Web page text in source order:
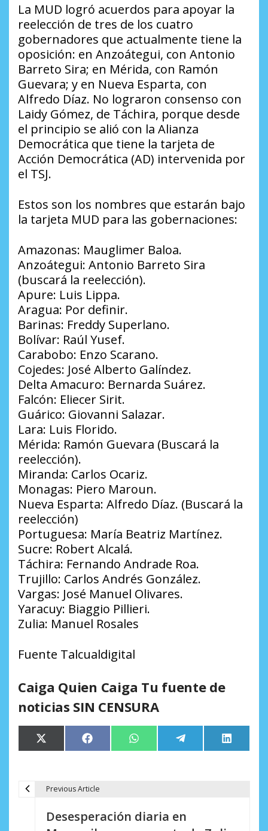
La MUD logró acuerdos para apoyar la
reelección de tres de los cuatro
gobernadores que actualmente tiene la
oposición: en Anzoátegui, con Antonio
Barreto Sira; en Mérida, con Ramón
Guevara; y en Nueva Esparta, con
Alfredo Díaz. No lograron consenso con
Laidy Gómez, de Táchira, porque desde
el principio se alió con la Alianza
Democrática que tiene la tarjeta de
Acción Democrática (AD) intervenida por
el TSJ.
Estos son los nombres que estarán bajo
la tarjeta MUD para las gobernaciones:
Amazonas: Mauglimer Baloa.
Anzoátegui: Antonio Barreto Sira
(buscará la reelección).
Apure: Luis Lippa.
Aragua: Por definir.
Barinas: Freddy Superlano.
Bolívar: Raúl Yusef.
Carabobo: Enzo Scarano.
Cojedes: José Alberto Galíndez.
Delta Amacuro: Bernarda Suárez.
Falcón: Eliecer Sirit.
Guárico: Giovanni Salazar.
Lara: Luis Florido.
Mérida: Ramón Guevara (Buscará la
reelección).
Miranda: Carlos Ocariz.
Monagas: Piero Maroun.
Nueva Esparta: Alfredo Díaz. (Buscará la
reelección)
Portuguesa: María Beatriz Martínez.
Sucre: Robert Alcalá.
Táchira: Fernando Andrade Roa.
Trujillo: Carlos Andrés González.
Vargas: José Manuel Olivares.
Yaracuy: Biaggio Pillieri.
Zulia: Manuel Rosales
Fuente Talcualdigital
Caiga Quien Caiga Tu fuente de
noticias SIN CENSURA
Compartir
en
X
(Twitter)
Compartir
en
Facebook Compartir
en
WhatsApp Compartir
en
Telegram
en
LinkedIn
Previous Article
Desesperación diaria en